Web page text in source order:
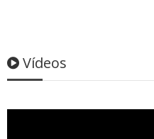
Vídeos